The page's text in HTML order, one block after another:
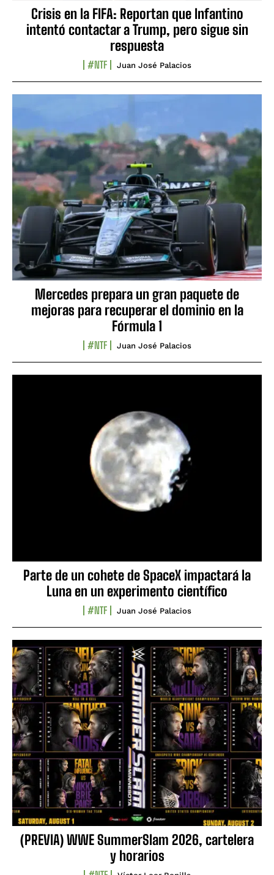
Crisis en la FIFA: Reportan que Infantino
intentó contactar a Trump, pero sigue sin
respuesta
#NTF Juan José Palacios
Mercedes prepara un gran paquete de
mejoras para recuperar el dominio en la
Fórmula 1
#NTF Juan José Palacios
Parte de un cohete de SpaceX impactará la
Luna en un experimento científico
#NTF Juan José Palacios
(PREVIA) WWE SummerSlam 2026, cartelera
y horarios